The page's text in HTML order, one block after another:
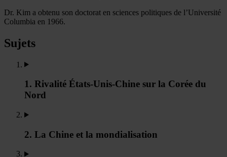
Dr. Kim a obtenu son doctorat en sciences politiques de l’Université
Columbia en 1966.
Sujets
1. Rivalité États-Unis-Chine sur la Corée du
Nord
2. La Chine et la mondialisation